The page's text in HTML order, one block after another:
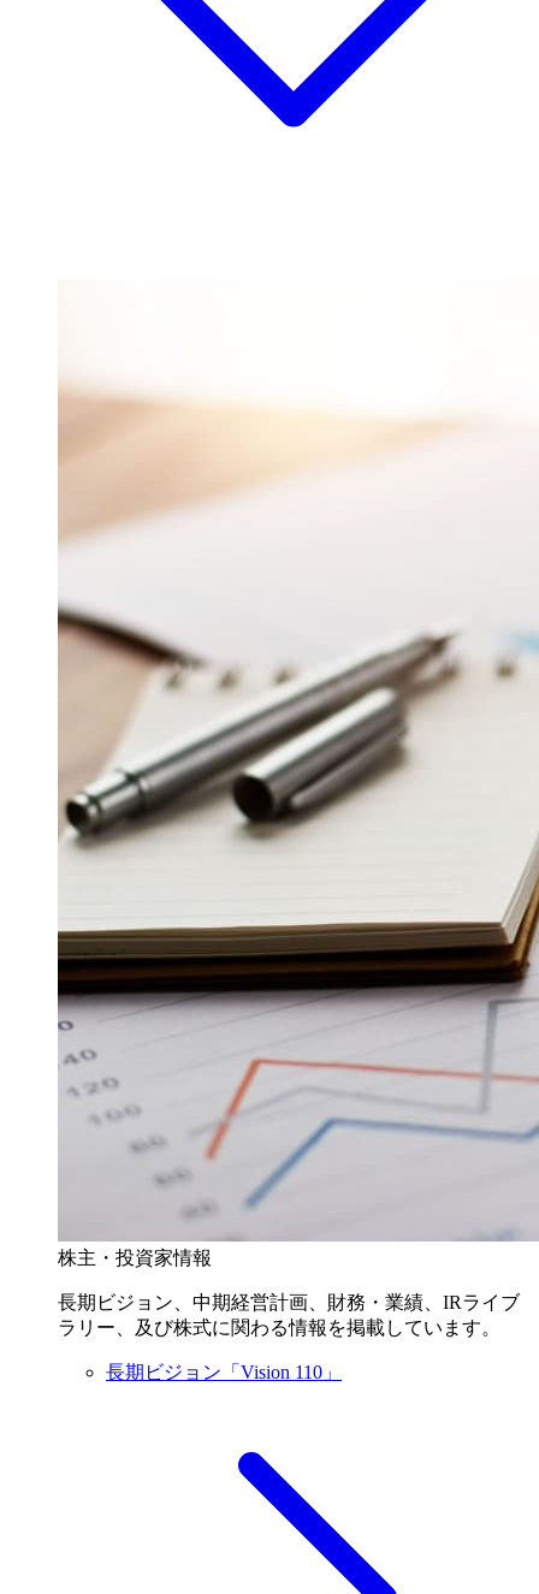
株主・投資家情報
長期ビジョン、中期経営計画、財務・業績、IRライブ
ラリー、及び株式に関わる情報を掲載しています。
長期ビジョン「Vision 110」